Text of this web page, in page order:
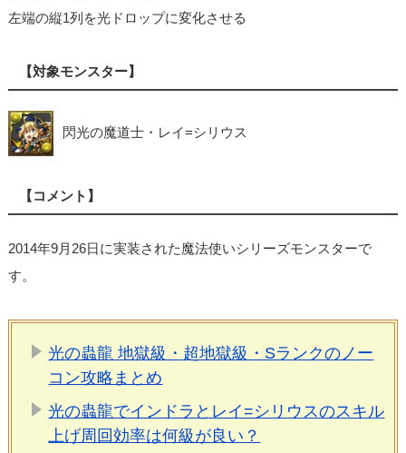
左端の縦1列を光ドロップに変化させる
【対象モンスター】
閃光の魔道士・レイ=シリウス
【コメント】
2014年9月26日に実装された魔法使いシリーズモンスターで
す。
光の蟲龍 地獄級・超地獄級・Sランクのノー
コン攻略まとめ
光の蟲龍でインドラとレイ=シリウスのスキル
上げ周回効率は何級が良い？